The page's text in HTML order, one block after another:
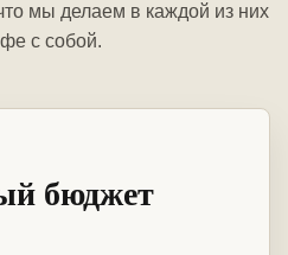
мы делаем в каждой из них
с собой.
бюджет